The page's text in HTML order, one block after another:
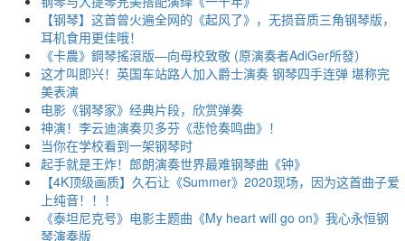
【钢琴】这首曾火遍全网的《起风了》，无损音质三角钢琴版，
耳机食用更佳哦！
《卡農》鋼琴搖滾版—向母校致敬 (原演奏者AdiGer所發）
这才叫即兴！英国车站路人加入爵士演奏 钢琴四手连弹 堪称完
美表演
电影《钢琴家》经典片段，欣赏弹奏
神演！李云迪演奏贝多芬《悲怆奏鸣曲》！
当你在学校看到一架钢琴时
起手就是王炸！郎朗演奏世界最难钢琴曲《钟》
【4K顶级画质】久石让《Summer》2020现场，因为这首曲子爱
上纯音！！！
《泰坦尼克号》电影主题曲《My heart will go on》我心永恒钢
琴演奏版